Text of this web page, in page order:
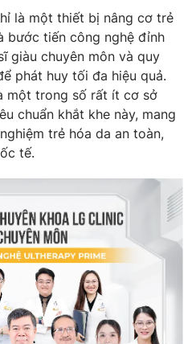
là một thiết bị nâng cơ trẻ
bước tiến công nghệ đỉnh
giàu chuyên môn và quy
phát huy tối đa hiệu quả.
một trong số rất ít cơ sở
chuẩn khắt khe này, mang
trẻ hóa da an toàn,
tế.